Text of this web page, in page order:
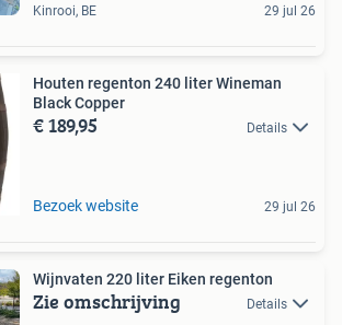
Kinrooi, BE 29 jul 26
Houten regenton 240 liter Wineman
Black Copper
€ 189,95 Details
Bezoek website 29 jul 26
Wijnvaten 220 liter Eiken regenton
Zie omschrijving Details